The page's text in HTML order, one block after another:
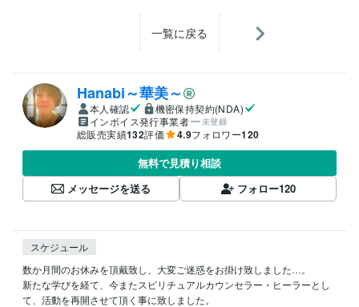
一覧に戻る
Hanabi～華美～
本人確認
機密保持契約(NDA)
インボイス発行事業者
未登録
総販売実績132評価 4.9フォロワー120
無料で見積り相談
メッセージを送る
フォロー120
スケジュール
数か月間のお休みを頂戴致し、大変ご迷惑をお掛け致しました…。
新たな学びを経て、今またスピリチュアルカウンセラー・ヒーラーとし
て、活動を再開させて頂く事に致しました。